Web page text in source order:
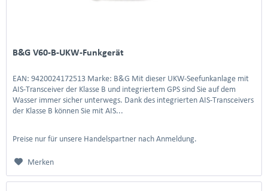
B&G V60-B-UKW-Funkgerät
EAN: 9420024172513 Marke: B&G Mit dieser UKW-Seefunkanlage mit
AIS-Transceiver der Klasse B und integriertem GPS sind Sie auf dem
Wasser immer sicher unterwegs. Dank des integrierten AIS-Transceivers
der Klasse B können Sie mit AIS...
Preise nur für unsere Handelspartner nach Anmeldung.
Merken